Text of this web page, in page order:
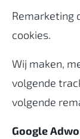
Remarketing
cookies.
Wij maken,
volgende
volgende
Google